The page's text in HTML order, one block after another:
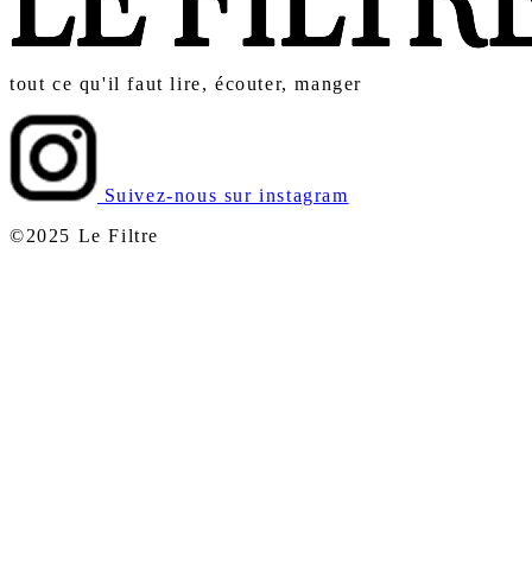
tout ce qu'il faut lire, écouter, manger
Suivez-nous sur instagram
©2025 Le Filtre